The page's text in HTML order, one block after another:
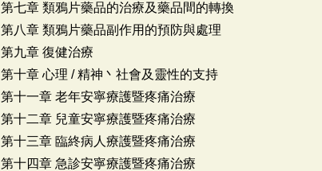
第七章 類鴉片藥品的治療及藥品間的轉換
第八章 類鴉片藥品副作用的預防與處理
第九章 復健治療
第十章 心理 / 精神丶社會及靈性的支持
第十一章 老年安寧療護暨疼痛治療
第十二章 兒童安寧療護暨疼痛治療
第十三章 臨終病人療護暨疼痛治療
第十四章 急診安寧療護暨疼痛治療